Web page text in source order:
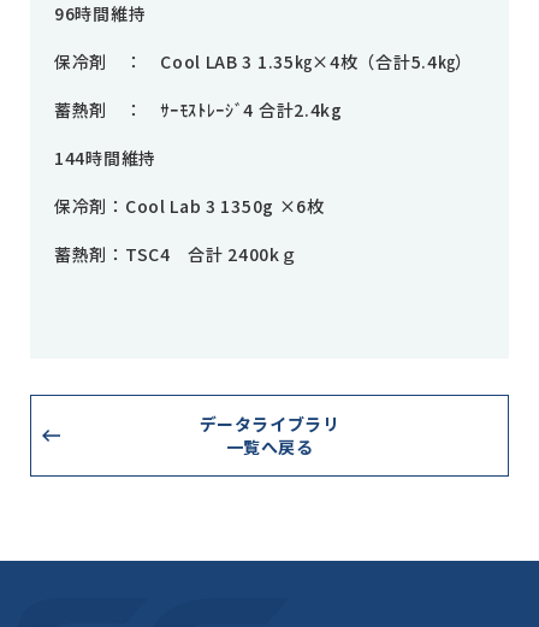
96時間維持
保冷剤 ： Cool LAB 3 1.35㎏×4枚（合計5.4㎏）
蓄熱剤 ： ｻｰﾓｽﾄﾚｰｼﾞ4 合計2.4kg
144時間維持
保冷剤：Cool Lab 3 1350g ×6枚
蓄熱剤：TSC4 合計 2400kｇ
データライブラリ
一覧へ戻る